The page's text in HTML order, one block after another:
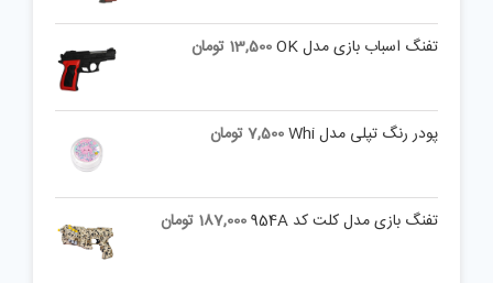
تفنگ اسباب بازی مدل OK 13,500 تومان
پودر رنگ تپلی مدل Whi 7,500تومان
تفنگ بازی مدل کلت کد 954A 187,000 تومان